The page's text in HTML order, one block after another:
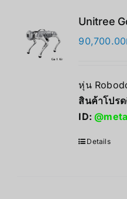
Unitree
90,700.00
หุ่น
สินค้าโปร
ID:
Details